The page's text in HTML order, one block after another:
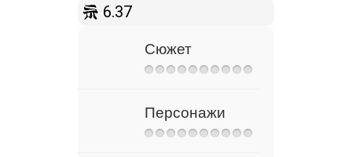
6.37
Сюжет
Персонажи